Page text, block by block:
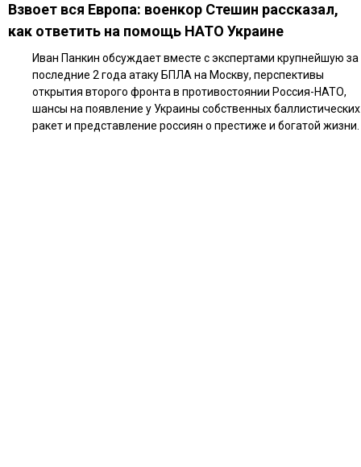
Взвоет вся Европа: военкор Стешин рассказал,
как ответить на помощь НАТО Украине
Иван Панкин обсуждает вместе с экспертами крупнейшую за
последние 2 года атаку БПЛА на Москву, перспективы
открытия второго фронта в противостоянии Россия-НАТО,
шансы на появление у Украины собственных баллистических
ракет и представление россиян о престиже и богатой жизни.